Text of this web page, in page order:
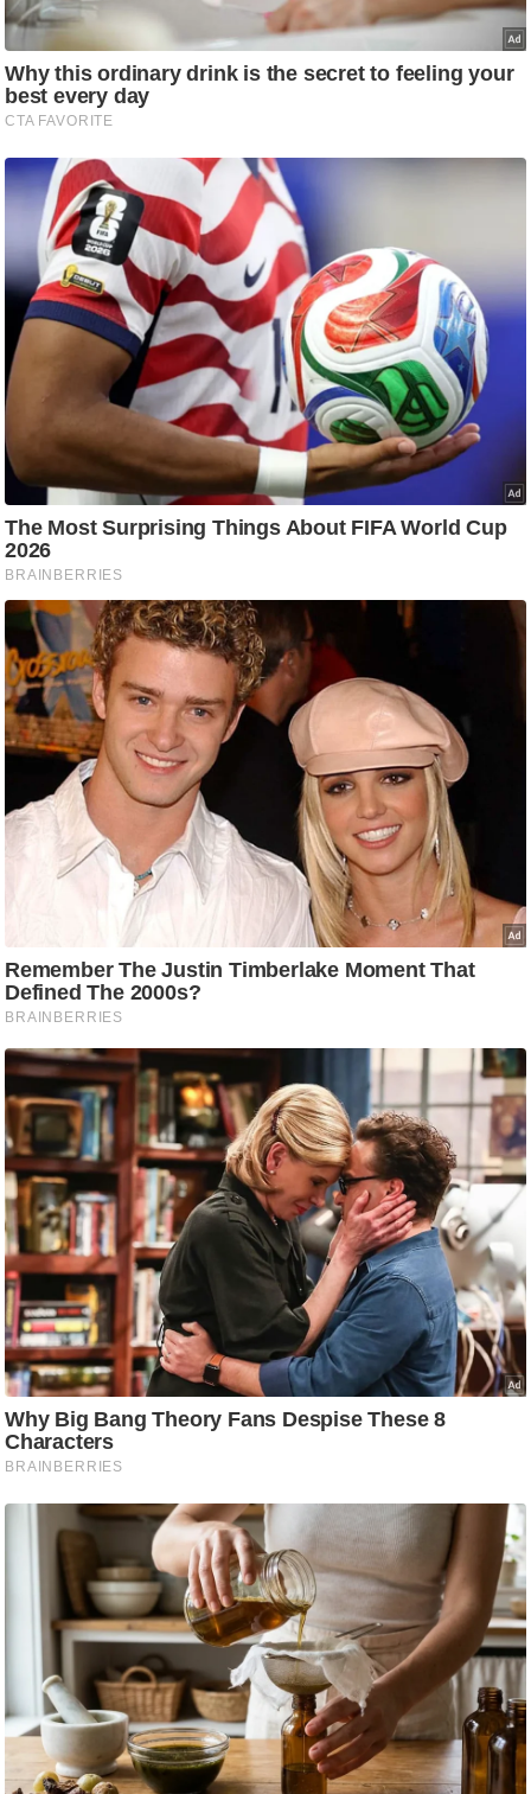
/
फै
श
न
रे
लू
स्खे
प
स्थ
ल
फि
ट
ने
स
मं
त्रा
रि
ले
श
शि
ति
वि
श्ले
ष
ण
स
म
सा
म
यि
क
मा
तृ
भू
मि
स्तं
आ
आ
ई
.